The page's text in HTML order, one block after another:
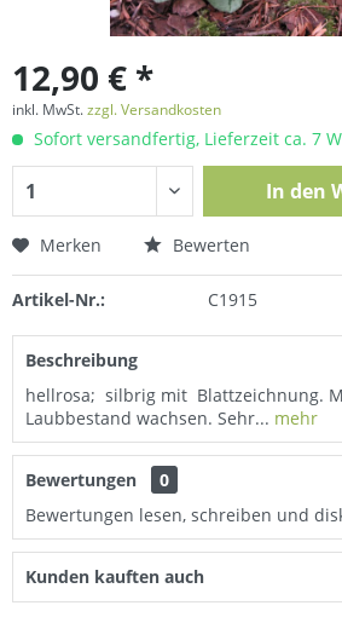
12,90 € *
inkl. MwSt.zzgl. Versandkosten
Sofort versandfertig, Lieferzeit ca. 7
In den
Merken Bewerten
Artikel-Nr.: C1915
Beschreibung
hellrosa; silbrig mit Blattzeichnung.
Laubbestand wachsen. Sehr... mehr
Bewertungen
0
Bewertungen lesen, schreiben und
Kunden kauften auch